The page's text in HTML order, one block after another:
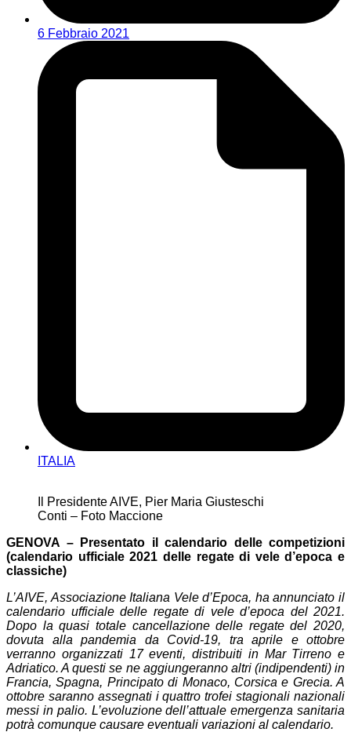
6 Febbraio 2021
ITALIA
Il Presidente AIVE, Pier Maria Giusteschi
Conti – Foto Maccione
GENOVA – Presentato il calendario delle competizioni
(calendario ufficiale 2021 delle regate di vele d’epoca e
classiche)
L’AIVE, Associazione Italiana Vele d’Epoca, ha annunciato il
calendario ufficiale delle regate di vele d’epoca del 2021.
Dopo la quasi totale cancellazione delle regate del 2020,
dovuta alla pandemia da Covid-19, tra aprile e ottobre
verranno organizzati 17 eventi, distribuiti in Mar Tirreno e
Adriatico. A questi se ne aggiungeranno altri (indipendenti) in
Francia, Spagna, Principato di Monaco, Corsica e Grecia. A
ottobre saranno assegnati i quattro trofei stagionali nazionali
messi in palio. L’evoluzione dell’attuale emergenza sanitaria
potrà comunque causare eventuali variazioni al calendario.